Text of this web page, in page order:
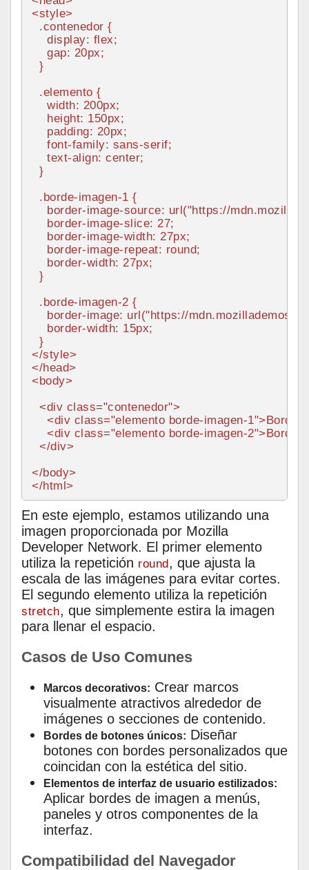
<style>
.contenedor {
display: flex;
    gap:
20px;
  }
.elemento {
width: 200px;
height: 150px;
padding: 20px;
font-family: sans-serif;
text-align: center;
  }
.borde-imagen-1 {
border-image-source: url("https://
border-image-slice: 27;
border-image-width: 27px;
border-image-repeat: round;
border-width: 27px;
  }
.borde-imagen-2 {
border-image: url("https://
border-width: 15px;
</style>
</head>
<body>
<div class="contenedor">
<div class="elemento borde-imagen-1">Borde
<div class="elemento borde-imagen-2">Borde
</div>
</body>
</html>
En este ejemplo, estamos utilizando una
imagen proporcionada por Mozilla
Developer Network. El primer elemento
utiliza la repetición round, que ajusta la
escala de las imágenes para evitar cortes.
El segundo elemento utiliza la repetición
stretch, que simplemente estira la imagen
para llenar el espacio.
Casos de Uso Comunes
Marcos decorativos: Crear marcos
visualmente atractivos alrededor de
imágenes o secciones de contenido.
Bordes de botones únicos: Diseñar
botones con bordes personalizados que
coincidan con la estética del sitio.
Elementos de interfaz de usuario estilizados:
Aplicar bordes de imagen a menús,
paneles y otros componentes de la
interfaz.
Compatibilidad del Navegador